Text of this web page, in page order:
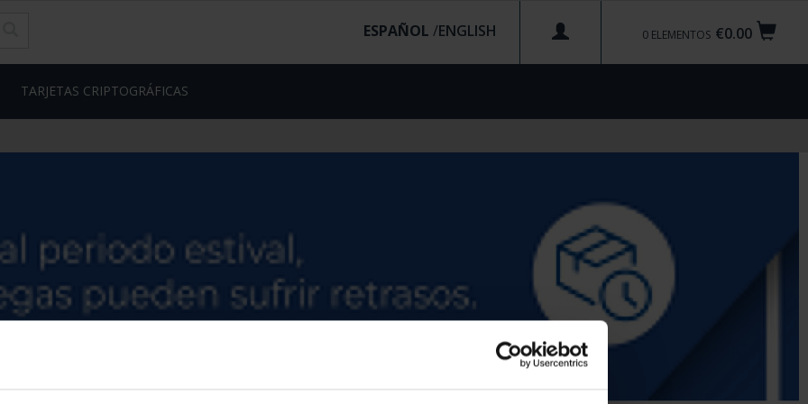
€0.00
0 ELEMENTOS
ESPAÑOL /
TARJETAS CRIPTOGRÁFICAS